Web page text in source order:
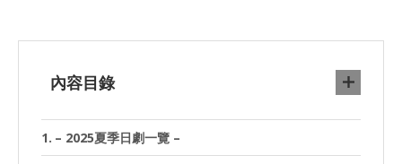
內容目錄
– 2025夏季日劇一覽 –